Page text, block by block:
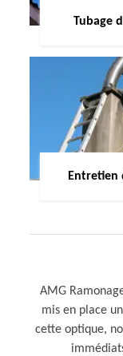
Tubage
Entretien
AMG
mis en place
cette optique,